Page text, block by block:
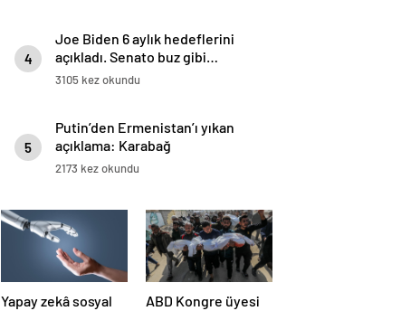
4
Joe Biden 6 aylık hedeflerini
açıkladı. Senato buz gibi…
3105 kez okundu
5
Putin’den Ermenistan’ı yıkan
açıklama: Karabağ
Azerbaycan’ın ayrılmaz bir
2173 kez okundu
Yapay zekâ sosyal
ABD Kongre üyesi